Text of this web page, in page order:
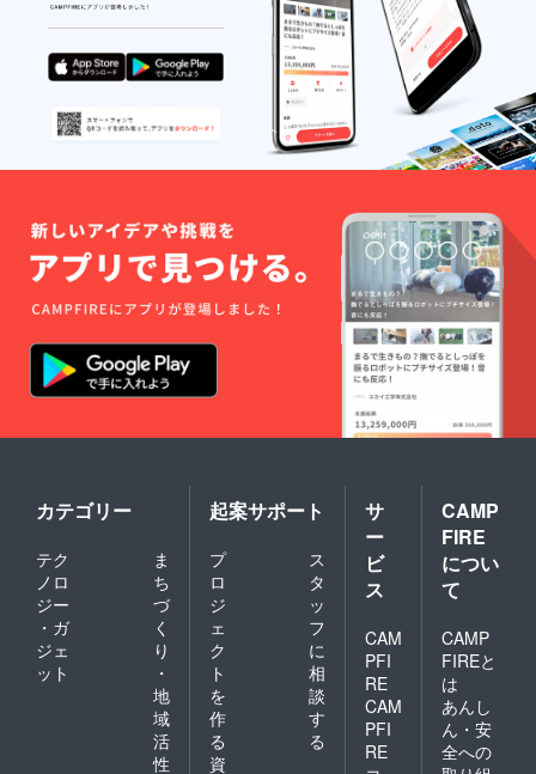
カテゴリー
テク
ノロ
ジー
・ガ
ジェ
ット
ま
ち
づ
く
り
・
地
域
活
性
起案サポート
プ
ロ
ジ
ェ
ク
ト
を
作
る
ス
タ
ッ
フ
に
相
談
す
る
資
サ
ー
ビ
ス
CAM
PFI
RE
CAM
PFI
RE
CAMP
FIRE
につい
て
CAMP
FIREと
は
あんし
ん・安
全への